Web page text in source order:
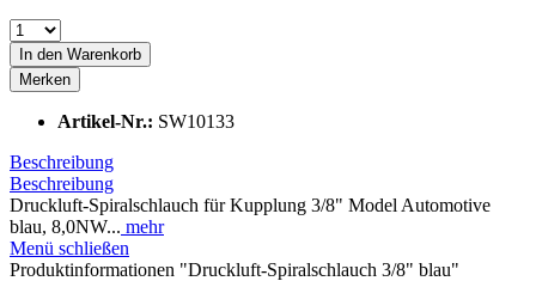
In den Warenkorb
Merken
Artikel-Nr.: SW10133
Beschreibung
Beschreibung
Druckluft-Spiralschlauch für Kupplung 3/8" Model Automotive
blau, 8,0NW... mehr
Menü schließen
Produktinformationen "Druckluft-Spiralschlauch 3/8" blau"